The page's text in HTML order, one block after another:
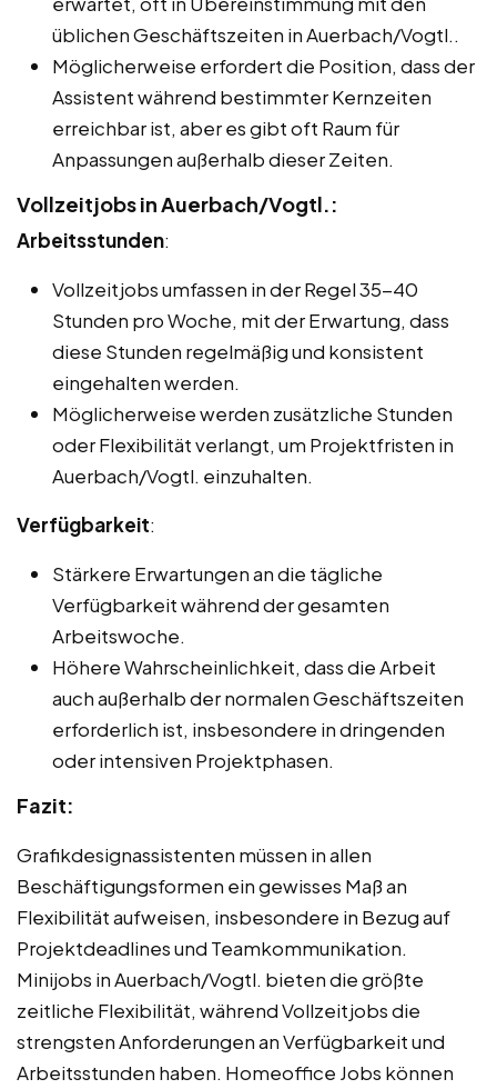
üblichen Geschäftszeiten in Auerbach/Vogtl..
Möglicherweise erfordert die Position, dass der
Assistent während bestimmter Kernzeiten
erreichbar ist, aber es gibt oft Raum für
Anpassungen außerhalb dieser Zeiten.
Vollzeitjobs in Auerbach/Vogtl.:
Arbeitsstunden:
Vollzeitjobs umfassen in der Regel 35-40
Stunden pro Woche, mit der Erwartung, dass
diese Stunden regelmäßig und konsistent
eingehalten werden.
Möglicherweise werden zusätzliche Stunden
oder Flexibilität verlangt, um Projektfristen in
Auerbach/Vogtl. einzuhalten.
Verfügbarkeit:
Stärkere Erwartungen an die tägliche
Verfügbarkeit während der gesamten
Arbeitswoche.
Höhere Wahrscheinlichkeit, dass die Arbeit
auch außerhalb der normalen Geschäftszeiten
erforderlich ist, insbesondere in dringenden
oder intensiven Projektphasen.
Fazit:
Grafikdesignassistenten müssen in allen
Beschäftigungsformen ein gewisses Maß an
Flexibilität aufweisen, insbesondere in Bezug auf
Projektdeadlines und Teamkommunikation.
Minijobs in Auerbach/Vogtl. bieten die größte
zeitliche Flexibilität, während Vollzeitjobs die
strengsten Anforderungen an Verfügbarkeit und
Arbeitsstunden haben. Homeoffice Jobs können